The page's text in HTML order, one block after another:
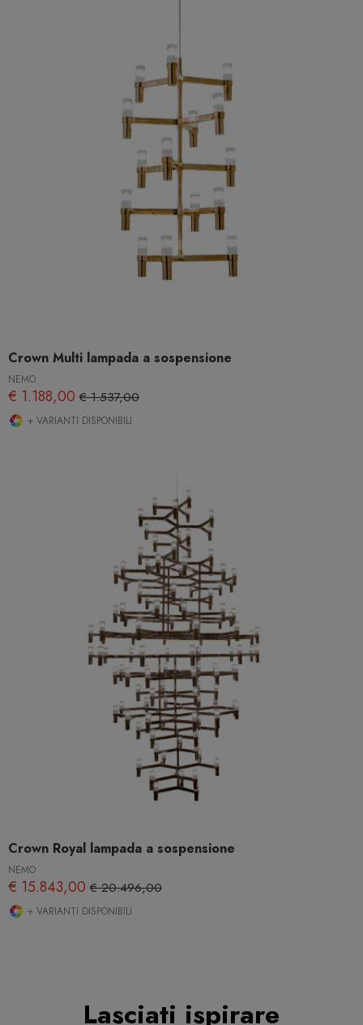
Crown Multi lampada a sospensione
NEMO
€ 1.188,00 € 1.537,00
+ VARIANTI DISPONIBILI
Crown Royal lampada a sospensione
NEMO
€ 15.843,00 € 20.496,00
+ VARIANTI DISPONIBILI
Lasciati ispirare